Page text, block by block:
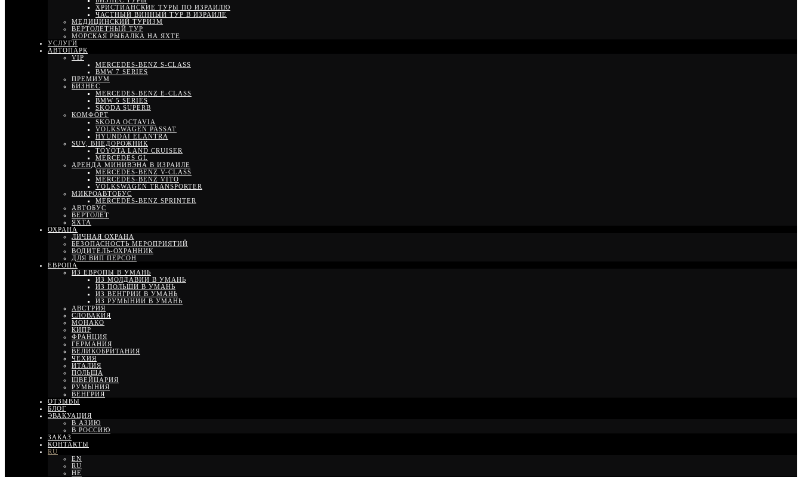
ХРИСТИАНСКИЕ ТУРЫ ПО ИЗРАИЛЮ
ЧАСТНЫЙ ВИННЫЙ ТУР В ИЗРАИЛЕ
МЕДИЦИНСКИЙ ТУРИЗМ
ВЕРТОЛЕТНЫЙ ТУР
МОРСКАЯ РЫБАЛКА НА ЯХТЕ
УСЛУГИ
АВТОПАРК
VIP
MERCEDES-BENZ S-CLASS
BMW 7 SERIES
ПРЕМИУМ
БИЗНЕС
MERCEDES-BENZ E-CLASS
BMW 5 SERIES
SKODA SUPERB
КОМФОРТ
SKODA OCTAVIA
VOLKSWAGEN PASSAT
HYUNDAI ELANTRA
SUV, ВНЕДОРОЖНИК
TOYOTA LAND CRUISER
MERCEDES GL
АРЕНДА МИНИВЭНА В ИЗРАИЛЕ
MERCEDES-BENZ V-CLASS
MERCEDES-BENZ VITO
VOLKSWAGEN TRANSPORTER
МИКРОАВТОБУС
MERCEDES-BENZ SPRINTER
АВТОБУС
ВЕРТОЛЕТ
ЯХТА
ОХРАНА
ЛИЧНАЯ ОХРАНА
БЕЗОПАСНОСТЬ МЕРОПРИЯТИЙ
ВОДИТЕЛЬ-ОХРАННИК
ДЛЯ ВИП ПЕРСОН
ЕВРОПА
ИЗ ЕВРОПЫ В УМАНЬ
ИЗ МОЛДАВИИ В УМАНЬ
ИЗ ПОЛЬШИ В УМАНЬ
ИЗ ВЕНГРИИ В УМАНЬ
ИЗ РУМЫНИИ В УМАНЬ
АВСТРИЯ
СЛОВАКИЯ
МОНАКО
КИПР
ФРАНЦИЯ
ГЕРМАНИЯ
ВЕЛИКОБРИТАНИЯ
ЧЕХИЯ
ИТАЛИЯ
ПОЛЬША
ШВЕЙЦАРИЯ
РУМЫНИЯ
ВЕНГРИЯ
ОТЗЫВЫ
БЛОГ
ЭВАКУАЦИЯ
В АЗИЮ
В РОССИЮ
ЗАКАЗ
КОНТАКТЫ
RU
EN
RU
HE